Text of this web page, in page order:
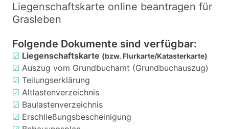
Liegenschaftskarte online beantragen für
Grasleben
Folgende Dokumente sind verfügbar:
☑ Liegenschaftskarte (bzw. Flurkarte/Katasterkarte)
☑ Auszug vom Grundbuchamt (Grundbuchauszug)
☑ Teilungserklärung
☑ Altlastenverzeichnis
☑ Baulastenverzeichnis
☑ Erschließungsbescheinigung